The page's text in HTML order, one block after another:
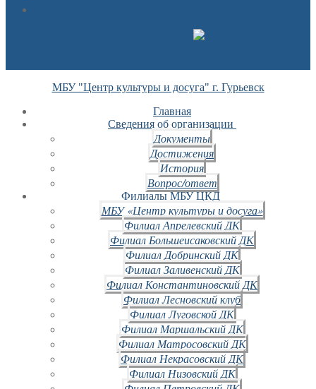
МБУ "Центр культуры и досуга" г. Гурьевск
Главная
Сведения об организации
Документы
Достижения
История
Вопрос/ответ
Филиалы МБУ ЦКД
МБУ «Центр культуры и досуга»
Филиал Апрелевский ДК
Филиал Большеисаковский ДК
Филиал Добринский ДК
Филиал Заливенский ДК
Филиал Константиновский ДК
Филиал Лесновский клуб
Филиал Луговской ДК
Филиал Маршальский ДК
Филиал Матросовский ДК
Филиал Некрасовский ДК
Филиал Низовский ДК